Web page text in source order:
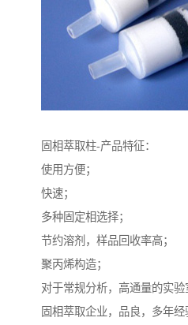
固相萃取柱-产品特征：
使用方便；
快速；
多种固定相选择；
节约溶剂，样品回收率高；
聚丙烯构造；
对于常规分析，高通量的实验
固相萃取企业，品良，多年